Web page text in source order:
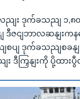
း ဒုက်ခသညျ ၁,၈၀၀
ဒီဇငျဘာလဆနျးကန
ယျစပျ ဒုက်ခသညျစခ
ျး ဒီကြှနျးကို ပို့ထား